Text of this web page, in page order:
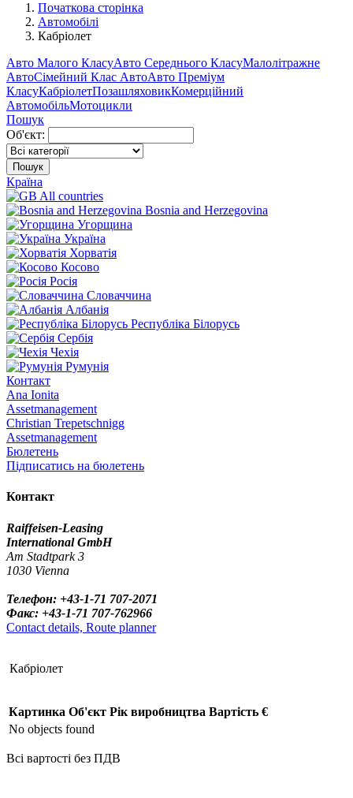
Початкова сторінка
Автомобілі
Кабріолет
Авто Малого КласуАвто Середнього КласуМалолітражне
АвтоСімейний Клас АвтоАвто Преміум
КласуКабріолетПозашляховикКомерційний
АвтомобільМотоцикли
Пошук
Об'єкт:
Пошук
Країна
All countries
Bosnia and Herzegovina
Угорщина
Україна
Хорватія
Косово
Росія
Словаччина
Албанія
Республіка Білорусь
Сербія
Чехія
Румунія
Контакт
Ana Ionita
Assetmanagement
Christian Trepetschnigg
Assetmanagement
Бюлетень
Підписатись на бюлетень
Контакт
Raiffeisen-Leasing
International GmbH
Am Stadtpark 3
1030 Vienna
Телефон: +43-1-71 707-2071
Факс: +43-1-71 707-762966
Contact details, Route planner
Кабріолет
Картинка Об'єкт Рік виробництва Вартість €
No objects found
Всі вартості без ПДВ